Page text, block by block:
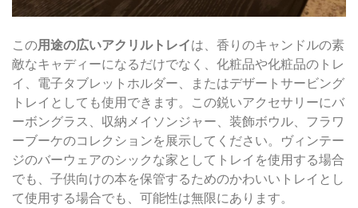
この用途の広いアクリルトレイは、香りのキャンドルの素
敵なキャディーになるだけでなく、化粧品や化粧品のトレ
イ、電子タブレットホルダー、またはデザートサービング
トレイとしても使用できます。この鋭いアクセサリーにバ
ーボングラス、収納メイソンジャー、装飾ボウル、フラワ
ーブーケのコレクションを展示してください。ヴィンテー
ジのバーウェアのシックな家としてトレイを使用する場合
でも、子供向けの本を保管するためのかわいいトレイとし
て使用する場合でも、可能性は無限にあります。